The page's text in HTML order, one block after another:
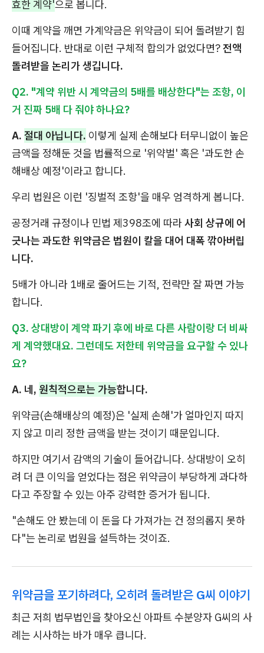
효한 계약'으로 봅니다.
이때 계약을 깨면 가계약금은 위약금이 되어 돌려받기 힘
들어집니다. 반대로 이런 구체적 합의가 없었다면?전액
돌려받을 논리가 생깁니다.
Q2. "계약 위반 시 계약금의 5배를 배상한다"는 조항, 이
거 진짜 5배 다 줘야 하나요?
A. 절대 아닙니다. 이렇게 실제 손해보다 터무니없이 높은
금액을 정해둔 것을 법률적으로 '위약벌' 혹은 '과도한 손
해배상 예정'이라고 합니다.
우리 법원은 이런 '징벌적 조항'을 매우 엄격하게 봅니다.
공정거래 규정이나 민법 제398조에 따라사회 상규에 어
긋나는 과도한 위약금은 법원이 칼을 대어 대폭 깎아버립
니다.
5배가 아니라 1배로 줄어드는 기적, 전략만 잘 짜면 가능
합니다.
Q3. 상대방이 계약 파기 후에 바로 다른 사람이랑 더 비싸
게 계약했대요. 그런데도 저한테 위약금을 요구할 수 있나
요?
A. 네, 원칙적으로는 가능합니다.
위약금(손해배상의 예정)은 '실제 손해'가 얼마인지 따지
지 않고 미리 정한 금액을 받는 것이기 때문입니다.
하지만 여기서 감액의 기술이 들어갑니다. 상대방이 오히
려 더 큰 이익을 얻었다는 점은 위약금이 부당하게 과다하
다고 주장할 수 있는 아주 강력한 증거가 됩니다.
"손해도 안 봤는데 이 돈을 다 가져가는 건 정의롭지 못하
다"는 논리로 법원을 설득하는 것이죠.
위약금을 포기하려다, 오히려 돌려받은 G씨 이야기
최근 저희 법무법인을 찾아오신 아파트 수분양자 G씨의 사
례는 시사하는 바가 매우 큽니다.